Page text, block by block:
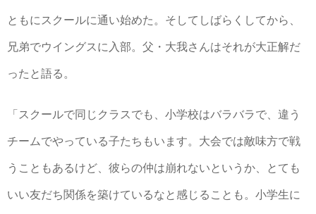
ともにスクールに通い始めた。そしてしばらくしてから、
兄弟でウイングスに入部。父・大我さんはそれが大正解だ
ったと語る。
「スクールで同じクラスでも、小学校はバラバラで、違う
チームでやっている子たちもいます。大会では敵味方で戦
うこともあるけど、彼らの仲は崩れないというか、とても
いい友だち関係を築けているなと感じることも。小学生に